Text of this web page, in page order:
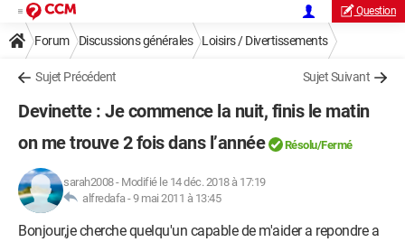
Question
Forum Discussions générales Loisirs / Divertissements
Sujet Précédent Sujet Suivant
Devinette : Je commence la nuit, finis le matin
on me trouve 2 fois dans l’année
Résolu/Fermé
sarah2008- Modifié le 14 déc. 2018 à 17:19
alfredafa -9 mai 2011 à 13:45
Bonjour,je cherche quelqu'un capable de m'aider a repondre a